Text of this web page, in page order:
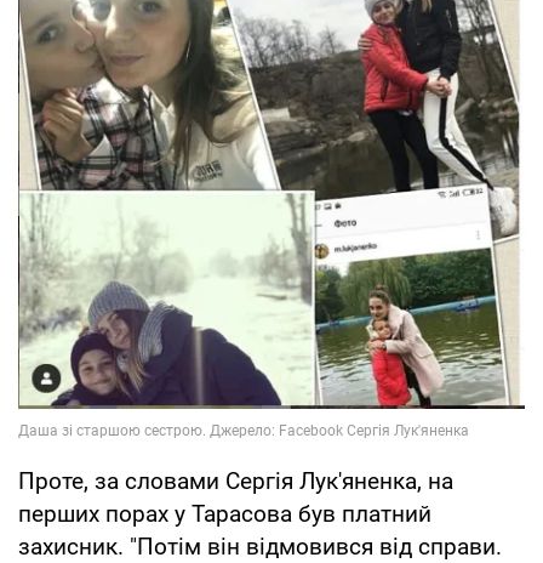
Проте, за словами Сергія Лук'яненка, на
перших порах у Тарасова був платний
захисник. "Потім він відмовився від справи.